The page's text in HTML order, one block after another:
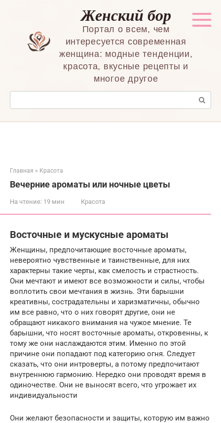
Женский бор
Портал о всем, чем
интересуется современная
женщина: модные тенденции,
красота, вкусные рецепты и
многое другое
Поиск:
Главная » Красота
Вечерние ароматы или ночные цветы
На чтение: 19 мин Красота
Восточные и мускусные ароматы
Женщины, предпочитающие восточные ароматы,
невероятно чувственные и таинственные, для них
характерны такие черты, как смелость и страстность.
Они мечтают и имеют все возможности и силы, чтобы
воплотить свои мечтания в жизнь. Эти барышни
креативны, сострадательны и харизматичны, обычно
им все равно, что о них говорят другие, они не
обращают никакого внимания на чужое мнение. Те
барышни, что носят восточные ароматы, откровенны, к
тому же они наслаждаются этим. Именно по этой
причине они попадают под категорию огня. Следует
сказать, что они интроверты, а потому предпочитают
внутреннюю гармонию. Нередко они проводят время в
одиночестве. Они не выносят всего, что угрожает их
индивидуальности
Они желают безопасности и защиты, которую им важно